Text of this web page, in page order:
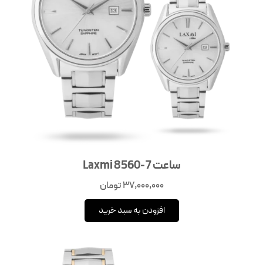
ساعت Laxmi 8560-7
37,000,000تومان
افزودن به سبد خرید